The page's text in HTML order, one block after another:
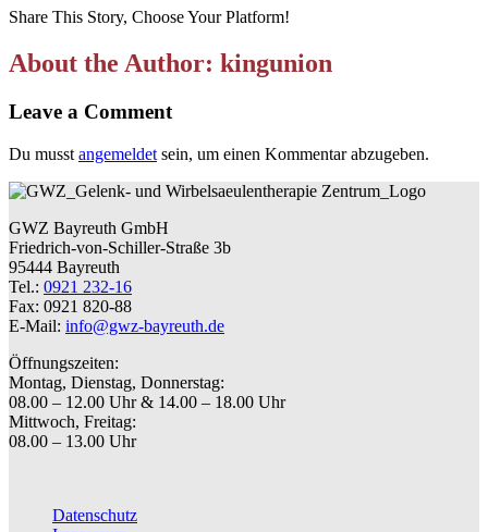
Share This Story, Choose Your Platform!
About the Author: kingunion
Leave a Comment
Du musst angemeldet sein, um einen Kommentar abzugeben.
GWZ Bayreuth GmbH
Friedrich-von-Schiller-Straße 3b
95444 Bayreuth
Tel.: 0921 232-16
Fax: 0921 820-88
E-Mail: info@gwz-bayreuth.de
Öffnungszeiten:
Montag, Dienstag, Donnerstag:
08.00 – 12.00 Uhr & 14.00 – 18.00 Uhr
Mittwoch, Freitag:
08.00 – 13.00 Uhr
Datenschutz